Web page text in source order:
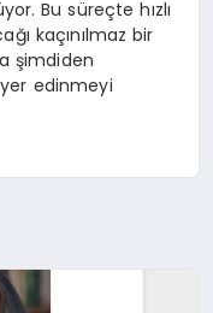
Bu süreçte hızlı
kaçınılmaz bir
şimdiden
edinmeyi